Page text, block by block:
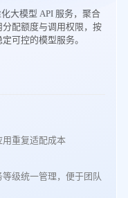
大模型 API 服务，聚合
配额度与调用权限，按
可控的模型服务。
用重复适配成本
级统一管理，便于团队